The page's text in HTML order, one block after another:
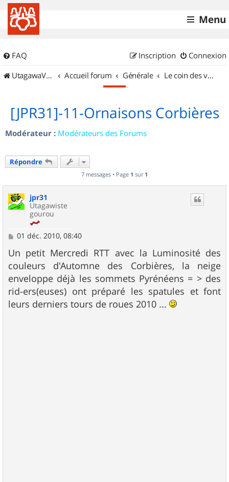
Menu
FAQ Connexion
Inscription
UtagawaVTT (Randos VTT et VTTAE avec traces GPS)
Accueil forum Générale Le coin des vidéastes
[JPR31]-11-Ornaisons Corbières
Modérateur : Modérateurs des Forums
Répondre
7 messages • Page 1 sur 1
jpr31
Utagawiste
gourou
M
s
s
a
g
e
01 déc. 2010, 08:40
Un petit Mercredi RTT avec la Luminosité des
couleurs d'Automne des Corbières, la neige
enveloppe déjà les sommets Pyrénéens = > des
rid-ers(euses) ont préparé les spatules et font
leurs derniers tours de roues 2010 ...